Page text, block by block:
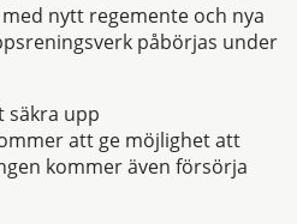
nytt regemente och nya
påbörjas under
säkra upp
att ge möjlighet att
kommer även försörja